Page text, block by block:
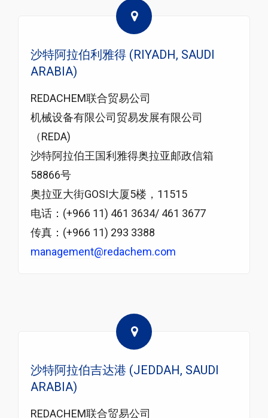
沙特阿拉伯利雅得 (RIYADH, SAUDI
ARABIA)
REDACHEM联合贸易公司
机械设备有限公司贸易发展有限公司
（REDA)
沙特阿拉伯王国利雅得奥拉亚邮政信箱
58866号
奥拉亚大街GOSI大厦5楼，11515
电话：(+966 11) 461 3634/ 461 3677
传真：(+966 11) 293 3388
management@redachem.com
沙特阿拉伯吉达港 (JEDDAH, SAUDI
ARABIA)
REDACHEM联合贸易公司